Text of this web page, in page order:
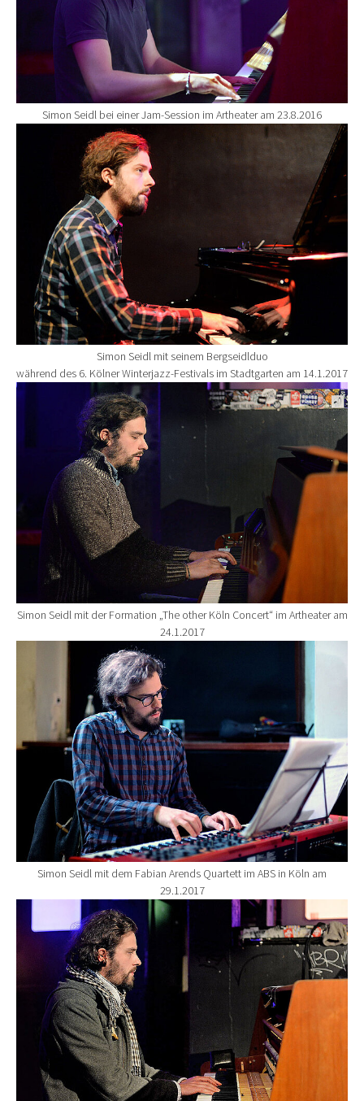
Simon Seidl bei einer Jam-Session im Artheater am 23.8.2016
Show larger version for:
Simon Seidl mit seinem Bergseidlduo
während des 6. Kölner Winterjazz-Festivals im Stadtgarten am 14.1.2017
Show larger version for:
Simon Seidl mit der Formation „The other Köln Concert“ im Artheater am
24.1.2017
Show larger version for:
Simon Seidl mit dem Fabian Arends Quartett im ABS in Köln am
29.1.2017
Show larger version for: